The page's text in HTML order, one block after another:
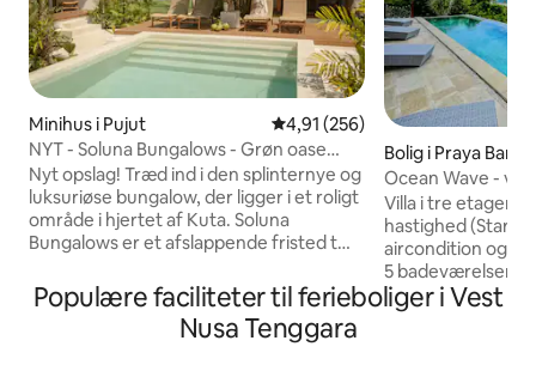
Minihus i Pujut 4,91 ud af 5 i gennemsnitlig
4,91 (256)
NYT - Soluna Bungalows - Grøn oase
med stor pool
Nyt opslag! Træd ind i den splinternye og
luksuriøse bungalow, der ligger i et roligt
område i hjertet af Kuta. Soluna
Bungalows er et afslappende fristed tæt
fitnesscentre og yogastudier. Udforsk
de magiske omgivelser, eller slap af i den
tropiske have og den store pool. ✔ 1
Bolig i Praya Barat
Ocean Wave -
og himmelsk
Villa i tre etager
hastighed
aircondition og
5 badeværelser
graders
stranden og fra
Populære faciliteter til ferieboliger i Vest
Nusa Tenggara